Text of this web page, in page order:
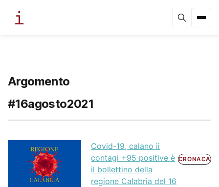
Argomento
#16agosto2021
Covid-19, calano ii
contagi +95 positive è
il bollettino della
regione Calabria del 16
CRONACA